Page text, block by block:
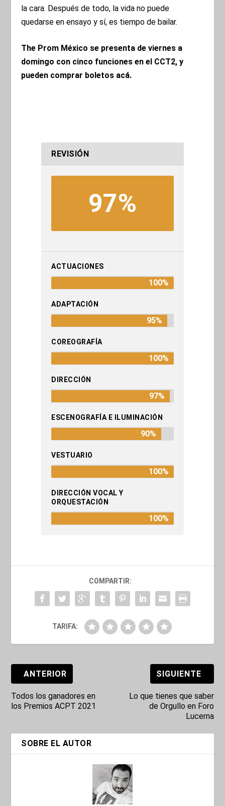
la cara. Después de todo, la vida no puede
quedarse en ensayo y sí, es tiempo de bailar.
The Prom México se presenta de viernes a
domingo con cinco funciones en el CCT2, y
pueden comprar boletos acá.
REVISIÓN
97%
ACTUACIONES
100%
ADAPTACIÓN
95%
COREOGRAFÍA
100%
DIRECCIÓN
97%
ESCENOGRAFÍA E ILUMINACIÓN
90%
VESTUARIO
100%
DIRECCIÓN VOCAL Y
ORQUESTACIÓN
100%
COMPARTIR:
TARIFA:
ANTERIOR
Todos los ganadores en
los Premios ACPT 2021
SIGUIENTE
Lo que tienes que saber
de Orgullo en Foro
Lucerna
SOBRE EL AUTOR